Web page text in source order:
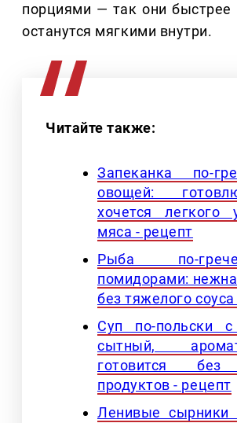
порциями — так они быстрее
останутся мягкими внутри.
Читайте также:
Запеканка по-
овощей:
хочется легкого
мяса - рецепт
Рыба по-
помидорами:
без тяжелого
Суп по-польски с
сытный,
готовится
продуктов - рецепт
Ленивые сырники